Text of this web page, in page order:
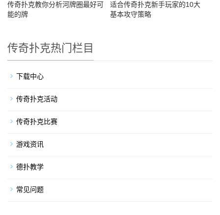
传奇扑克教你分析河牌圈最好可
能的牌
适合传奇扑克新手玩家的10大
基本攻守策略
传奇扑克热门栏目
下载中心
传奇扑克活动
传奇扑克比赛
游戏资讯
德扑教学
常见问题